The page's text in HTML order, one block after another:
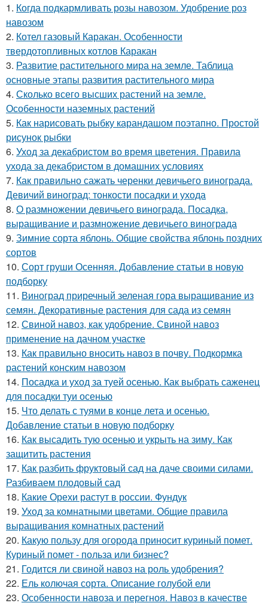
1. Когда подкармливать розы навозом. Удобрение роз
навозом
2. Котел газовый Каракан. Особенности
твердотопливных котлов Каракан
3. Развитие растительного мира на земле. Таблица
основные этапы развития растительного мира
4. Сколько всего высших растений на земле.
Особенности наземных растений
5. Как нарисовать рыбку карандашом поэтапно. Простой
рисунок рыбки
6. Уход за декабристом во время цветения. Правила
ухода за декабристом в домашних условиях
7. Как правильно сажать черенки девичьего винограда.
Девичий виноград: тонкости посадки и ухода
8. О размножении девичьего винограда. Посадка,
выращивание и размножение девичьего винограда
9. Зимние сорта яблонь. Общие свойства яблонь поздних
сортов
10. Сорт груши Осенняя. Добавление статьи в новую
подборку
11. Виноград приречный зеленая гора выращивание из
семян. Декоративные растения для сада из семян
12. Свиной навоз, как удобрение. Свиной навоз
применение на дачном участке
13. Как правильно вносить навоз в почву. Подкормка
растений конским навозом
14. Посадка и уход за туей осенью. Как выбрать саженец
для посадки туи осенью
15. Что делать с туями в конце лета и осенью.
Добавление статьи в новую подборку
16. Как высадить тую осенью и укрыть на зиму. Как
защитить растения
17. Как разбить фруктовый сад на даче своими силами.
Разбиваем плодовый сад
18. Какие Орехи растут в россии. Фундук
19. Уход за комнатными цветами. Общие правила
выращивания комнатных растений
20. Какую пользу для огорода приносит куриный помет.
Куриный помет - польза или бизнес?
21. Годится ли свиной навоз на роль удобрения?
22. Ель колючая сорта. Описание голубой ели
23. Особенности навоза и перегноя. Навоз в качестве